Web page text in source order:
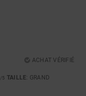
ACHAT VÉRIFIÉ
/5 TAILLE: GRAND